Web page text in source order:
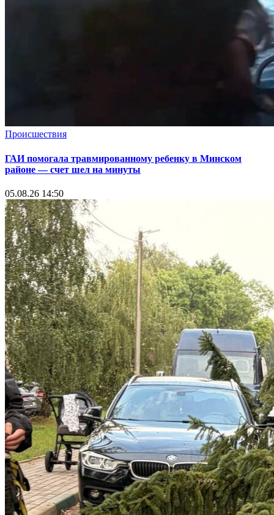
Происшествия
ГАИ помогала травмированному ребенку в Минском
районе — счет шел на минуты
05.08.26 14:50